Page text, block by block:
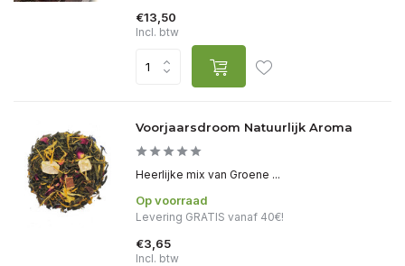
€13,50
Incl. btw
Voorjaarsdroom Natuurlijk Aroma
Heerlijke mix van Groene ...
Op voorraad
Levering GRATIS vanaf 40€!
€3,65
Incl. btw